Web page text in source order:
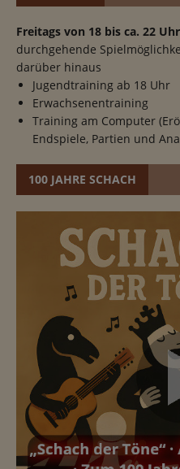
Freitags von 18 bis ca. 22 Uhr
durchgehende
darüber hinaus
Jugendtraining ab 18 Uhr
Erwachsenentraining
Training am Computer
Endspiele, Partien und
100 JAHRE SCHACH